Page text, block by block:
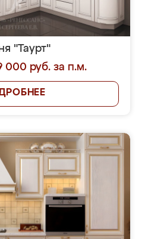
"Таурт"
000 руб. за п.м.